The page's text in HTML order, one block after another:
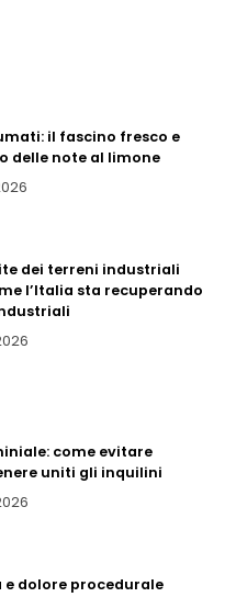
il fascino fresco e
delle note al limone
dei terreni industriali
l’Italia sta recuperando
come evitare
uniti gli inquilini
dolore procedurale